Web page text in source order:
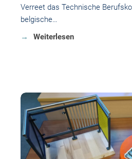
Verreet das Technische
belgische…
Weiterlesen